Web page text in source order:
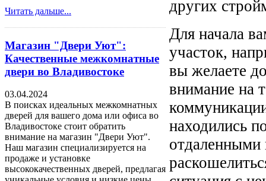
Читать дальше...
Магазин "Двери Уют":
Качественные межкомнатные
двери во Владивостоке
03.04.2024
В поисках идеальных межкомнатных
дверей для вашего дома или офиса во
Владивостоке стоит обратить
внимание на магазин "Двери Уют".
Наш магазин специализируется на
продаже и установке
высококачественных дверей, предлагая
других
Для начала
участок,
вы желаете
внимание на
находились
отдаленными